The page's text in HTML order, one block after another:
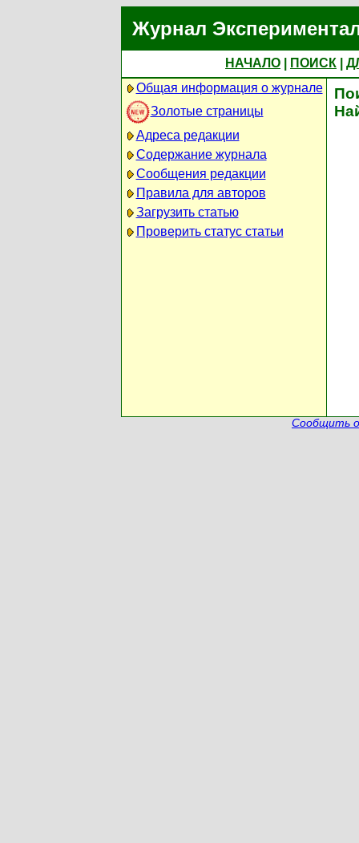
Журнал
НАЧАЛО ПОИСК
Общая информация о журнале
Золотые страницы
Адреса редакции
Содержание журнала
Сообщения редакции
Правила для авторов
Загрузить статью
Проверить статус статьи
Сообщить о